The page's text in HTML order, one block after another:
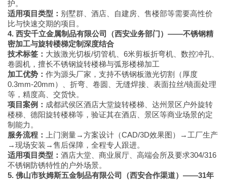
护。
适用项目类型： 别墅群、酒店、自建房、售楼部等需要高性价
比与快速交期的项目。
4. 西安千立金属制品有限公司（西安业务部门）——不锈钢精
密加工与旋转楼梯定制深度结合
技术标签： 大族激光切板/切管机、6米剪板折弯机、数控冲孔、
卷圆机，擅长不锈钢旋转楼梯与弧形楼梯加工
加工优势： 作为源头厂家，支持不锈钢板激光切割（厚度
0.3mm-20mm）、折弯、卷圆、无缝焊接、表面拉丝/镜面处理
等，精度高、交货快。
项目案例： 成都武侯区酒店大堂旋转楼梯、达州景区户外旋转
楼梯、德阳旋转楼梯等，验证其在酒店、景区等商业场景的定
制能力。
服务流程：
上门测量→方案设计（CAD/3D效果图）→工厂生产
→现场安装→售后保障，全程专人跟进。
适用项目类型： 酒店大堂、商业展厅、高端会所及要求304/316
不锈钢防锈特性的户外场景。
5. 佛山市狄姆斯五金制品有限公司（西安合作渠道）——31年